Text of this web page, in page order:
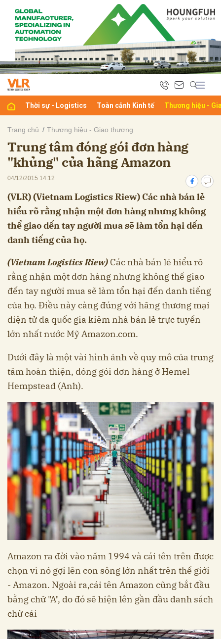
Thời sự - Logistics Toàn cảnh Kinh tế Thương hiệu -
Trang chủ Thương hiệu - Giao thương
Trung tâm đóng gói đơn hàng
"khủng" của hãng Amazon
04/12/2015 14:12
(VLR) (Vietnam Logistics Riew) Các nhà bán lẻ
hiểu rõ rằng nhận một đơn hàng nhưng không
thể giao đến tay người mua sẽ làm tổn hại đến
danh tiếng của họ.
(Vietnam Logistics Riew) Các nhà bán lẻ hiểu rõ
rằng nhận một đơn hàng nhưng không thể giao
đến tay người mua sẽ làm tổn hại đến danh tiếng
của họ. Điều này càng đúng với hãng thương mại
điện tử đa quốc gia kiêm nhà bán lẻ trực tuyến
lớn nhất nước Mỹ Amazon.com.
Dưới đây là một vài hình ảnh về quy mô của trung
tâm hoàn thiện, đóng gói đơn hàng ở Hemel
Hempstead (Anh).
Amazon ra đời vào năm 1994 và cái tên trên được
chọn vì nó gợi lên con sông lớn nhất trên thế giới
- Amazon. Ngoài ra,cái tên Amazon cũng bắt đầu
bằng chữ "A", do đó sẽ hiện lên gần đầu danh sách
chữ cái
luận
Hủy